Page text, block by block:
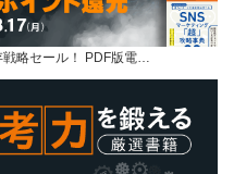
戦略セール！ PDF版電…